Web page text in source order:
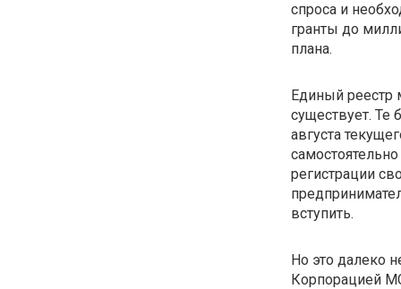
спроса и
гранты до
плана.
Единый реестр
существует. Те
августа
регистрации
вступить.
Но это далеко
Корпорацией